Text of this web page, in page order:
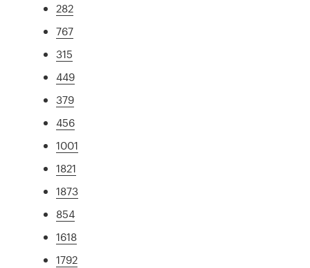
282
767
315
449
379
456
1001
1821
1873
854
1618
1792